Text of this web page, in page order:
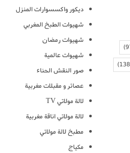
ديكور واكسسوارات المنزل
شهيوات الطبخ المغربي
شهيوات رمضان
شهيوات عالمية
صور النقش الحناء
عصائر و مقبلات مغربية
لالة مولاتي TV
لالة مولاتي اناقة مغربية
مطبخ لالة مولاتي
مكياج